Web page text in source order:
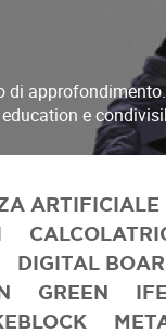
di
e
ARTIFICIALE
DIGITAL
GREEN